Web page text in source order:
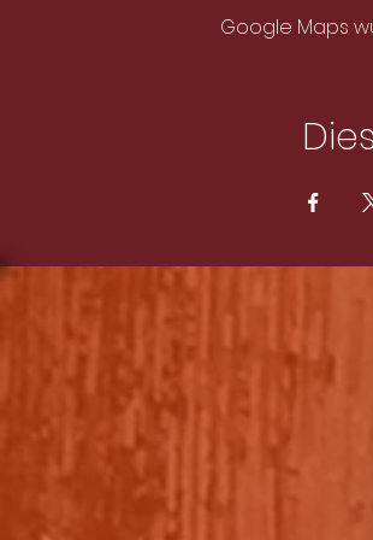
Google Maps